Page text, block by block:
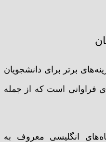
برتر برای دانشجویان
فراوانی است که از جمله
انگلیسی معروف به